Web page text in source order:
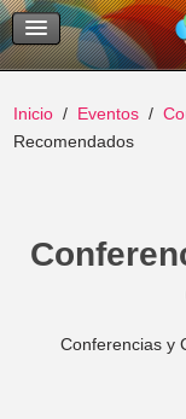
Temas
Buscar
Inicio Eventos
Recomendados
Conferencias y